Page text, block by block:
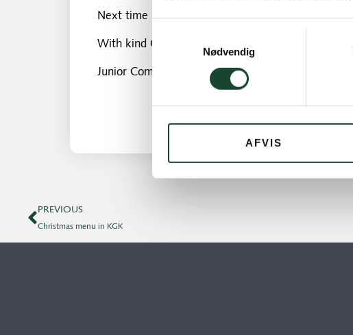
Nødvendig
AFVIS
Next time is January 10, 2016
With kind Christmas greetings
Junior Committee
PREVIOUS
Christmas menu in KGK